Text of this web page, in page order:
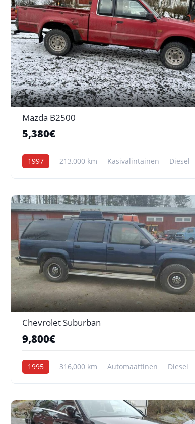
Mazda B2500
5,380€
1997 213,000 km Käsivalintainen Diesel
Chevrolet Suburban
9,800€
1995 316,000 km Automaattinen Diesel